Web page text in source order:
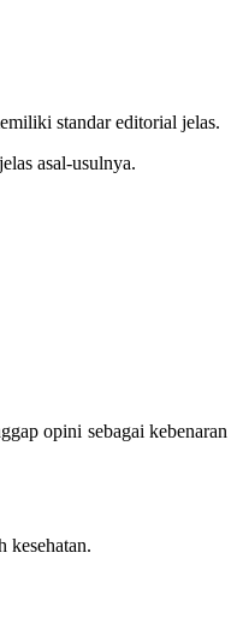
standar editorial jelas.
asal-usulnya.
opini sebagai kebenaran
kesehatan.